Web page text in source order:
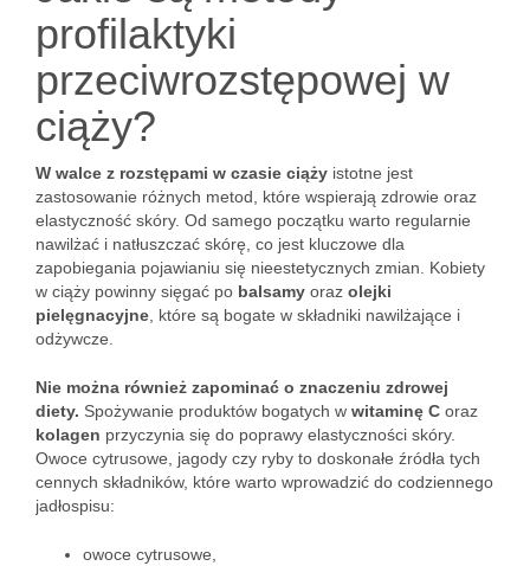
profilaktyki
przeciwrozstępowej w
ciąży?
W walce z rozstępami w czasie ciąży istotne jest
zastosowanie różnych metod, które wspierają zdrowie oraz
elastyczność skóry. Od samego początku warto regularnie
nawilżać i natłuszczać skórę, co jest kluczowe dla
zapobiegania pojawianiu się nieestetycznych zmian. Kobiety
w ciąży powinny sięgać po balsamy oraz olejki
pielęgnacyjne , które są bogate w składniki nawilżające i
odżywcze.
Nie można również zapominać o znaczeniu zdrowej
diety. Spożywanie produktów bogatych w witaminę C oraz
kolagen przyczynia się do poprawy elastyczności skóry.
Owoce cytrusowe, jagody czy ryby to doskonałe źródła tych
cennych składników, które warto wprowadzić do codziennego
jadłospisu:
owoce cytrusowe,